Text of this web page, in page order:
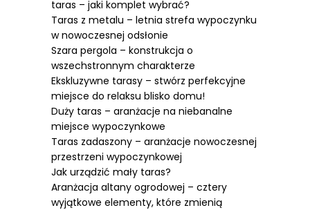
taras – jaki komplet wybrać?
Taras z metalu – letnia strefa wypoczynku
w nowoczesnej odsłonie
Szara pergola – konstrukcja o
wszechstronnym charakterze
Ekskluzywne tarasy – stwórz perfekcyjne
miejsce do relaksu blisko domu!
Duży taras – aranżacje na niebanalne
miejsce wypoczynkowe
Taras zadaszony – aranżacje nowoczesnej
przestrzeni wypoczynkowej
Jak urządzić mały taras?
Aranżacja altany ogrodowej – cztery
wyjątkowe elementy, które zmienią